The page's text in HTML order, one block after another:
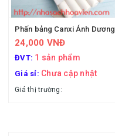
Phấn bảng Canxi Ánh Dương
24,000 VNĐ
ĐVT: 1 sản phẩm
Giá sỉ: Chưa cập nhật
Giá thị trường: